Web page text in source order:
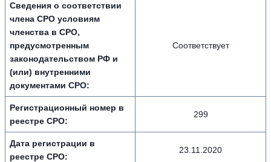
Сведения о соответствии
члена СРО условиям
членства в СРО,
предусмотренным
законодательством РФ и
(или) внутренними
документами СРО:
Соответствует
Регистрационный номер в
реестре СРО:
299
Дата регистрации в
реестре СРО:
23.11.2020